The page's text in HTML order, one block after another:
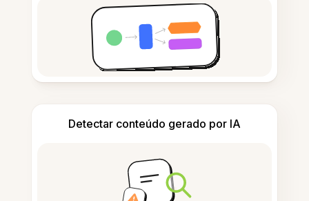
Detectar conteúdo gerado por IA